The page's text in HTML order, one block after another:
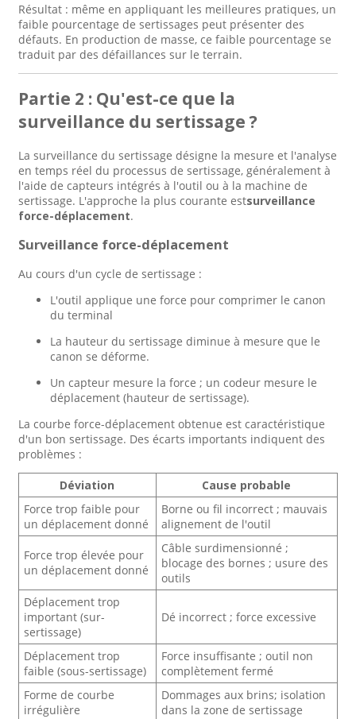
Résultat : même en appliquant les meilleures pratiques, un
faible pourcentage de sertissages peut présenter des
défauts. En production de masse, ce faible pourcentage se
traduit par des défaillances sur le terrain.
Partie 2 : Qu'est-ce que la
surveillance du sertissage ?
La surveillance du sertissage désigne la mesure et l'analyse
en temps réel du processus de sertissage, généralement à
l'aide de capteurs intégrés à l'outil ou à la machine de
sertissage. L'approche la plus courante estsurveillance
force-déplacement.
Surveillance force-déplacement
Au cours d'un cycle de sertissage :
L'outil applique une force pour comprimer le canon
du terminal
La hauteur du sertissage diminue à mesure que le
canon se déforme.
Un capteur mesure la force ; un codeur mesure le
déplacement (hauteur de sertissage).
La courbe force-déplacement obtenue est caractéristique
d'un bon sertissage. Des écarts importants indiquent des
problèmes :
Déviation
Cause probable
Force trop faible pour
un déplacement donné
Borne ou fil incorrect ; mauvais
alignement de l'outil
Force trop élevée pour
un déplacement donné
Câble surdimensionné ;
blocage des bornes ; usure des
outils
Déplacement trop
important (sur-
sertissage)
Dé incorrect ; force excessive
Déplacement trop
faible (sous-sertissage)
Force insuffisante ; outil non
complètement fermé
Forme de courbe
irrégulière
Dommages aux brins; isolation
dans la zone de sertissage